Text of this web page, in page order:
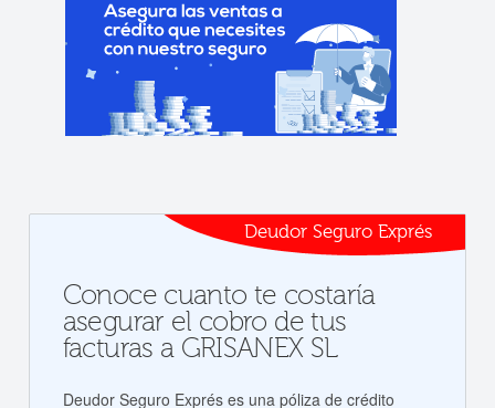
Deudor Seguro Exprés
Conoce cuanto te costaría
asegurar el cobro de tus
facturas a GRISANEX SL
Deudor Seguro Exprés es una póliza de crédito